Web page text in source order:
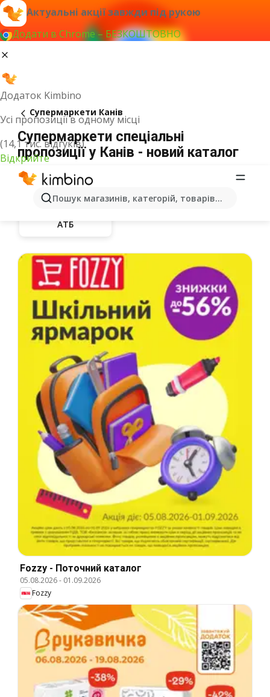
Актуальні акції завжди під рукою
Додати в Chrome – БЕЗКОШТОВНО
Додаток Kimbino
Усі пропозиції в одному місці
(14,1 тис. відгуків)
Відкрийте
Пошук магазинів, категорій, товарів...
Супермаркети Канів
Супермаркети спеціальні
пропозиції у Канів - новий каталог
АТБ
Fozzy - Поточний каталог
05.08.2026- 01.09.2026
Fozzy